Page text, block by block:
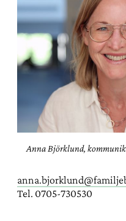
Anna Björklund,
Tel. 0705-730530